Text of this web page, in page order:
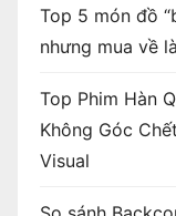
Top 5 món đồ
nhưng mua về
Top Phim Hàn
Không Góc
Visual